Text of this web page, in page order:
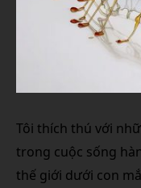
Tôi thích thú với
trong cuộc sống
thế giới dưới con